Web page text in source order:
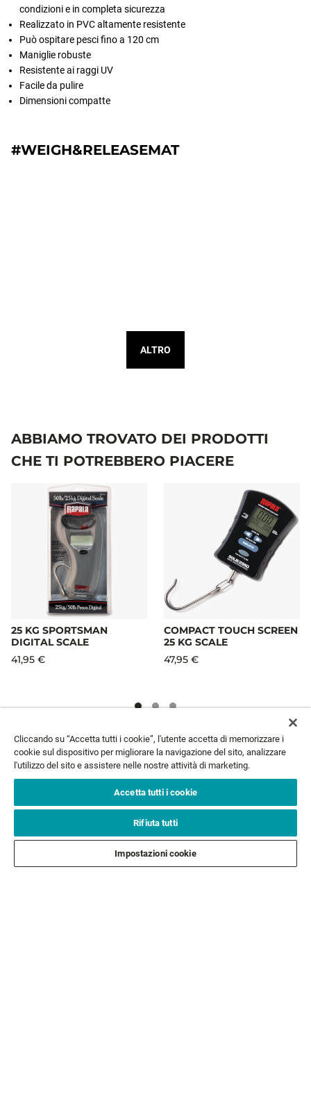
condizioni e in completa sicurezza
Realizzato in PVC altamente resistente
Può ospitare pesci fino a 120 cm
Maniglie robuste
Resistente ai raggi UV
Facile da pulire
Dimensioni compatte
#WEIGH&RELEASEMAT
ALTRO
ABBIAMO TROVATO DEI PRODOTTI
CHE TI POTREBBERO PIACERE
25 KG SPORTSMAN
DIGITAL SCALE
41,95 €
COMPACT TOUCH SCREEN
25 KG SCALE
47,95 €
NEWSLETTER
ASSISTENZA CLIENTI
Cliccando su “Accetta tutti i cookie”, l'utente accetta di memorizzare i
cookie sul dispositivo per migliorare la navigazione del sito, analizzare
l'utilizzo del sito e assistere nelle nostre attività di marketing.
Accetta tutti i cookie
Rifiuta tutti
Impostazioni cookie